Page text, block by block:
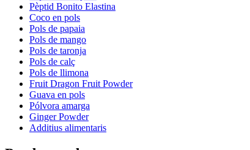
Pèptid Bonito Elastina
Coco en pols
Pols de papaia
Pols de mango
Pols de taronja
Pols de calç
Pols de llimona
Fruit Dragon Fruit Powder
Guava en pols
Pólvora amarga
Ginger Powder
Additius alimentaris